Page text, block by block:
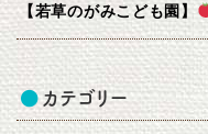
【若草のがみこども園】
カテゴリー